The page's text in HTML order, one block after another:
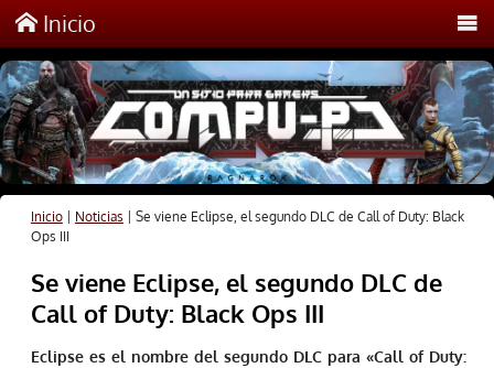
Inicio
Inicio| Noticias
Se viene Eclipse, el segundo DLC de Call of Duty: Black
Ops III
Se viene Eclipse, el segundo DLC de
Call of Duty: Black Ops III
Eclipse es el nombre del segundo DLC para «Call of Duty: